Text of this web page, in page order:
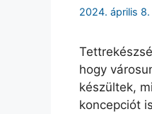
2024. április 8.
hogy
készültek,
koncepciót